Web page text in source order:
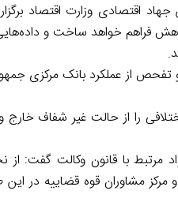
اقتصادی وزارت اقتصاد
فراهم خواهد ساخت و
ایران، آرا صادر شده در خصوص بیش از ۲ هزار پرونده اختلافی
با قانون وکالت گفت: از
مرکز مشاوران قوه قضاییه در